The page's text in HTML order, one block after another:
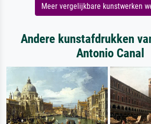
Meer vergelijkbare kunstwerken
Andere kunstafdrukken
Antonio Canal